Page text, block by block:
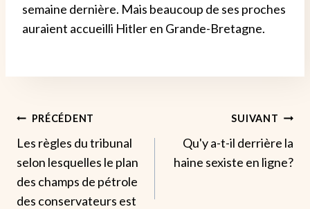
semaine dernière. Mais beaucoup de ses proches
auraient accueilli Hitler en Grande-Bretagne.
Navigation
De
L’article
PRÉCÉDENT
Les règles du tribunal
selon lesquelles le plan
des champs de pétrole
des conservateurs est
SUIVANT
Qu'y a-t-il derrière la
haine sexiste en ligne?